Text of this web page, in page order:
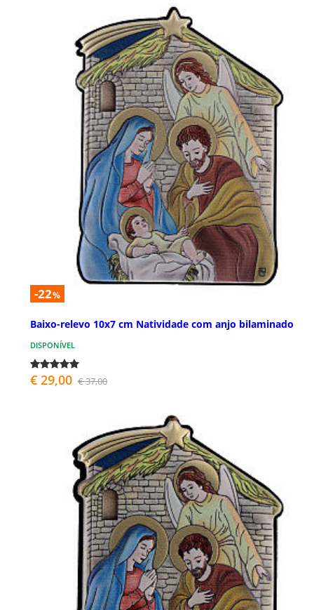
-22%
Baixo-relevo 10x7 cm Natividade com anjo bilaminado
DISPONÍVEL
€ 29,00 € 37,00